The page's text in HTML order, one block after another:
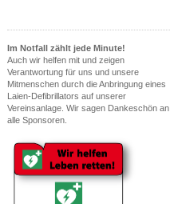
Im Notfall zählt jede Minute!
Auch wir helfen mit und zeigen
Verantwortung für uns und unsere
Mitmenschen durch die Anbringung eines
Laien-Defibrillators auf unserer
Vereinsanlage. Wir sagen Dankeschön an
alle Sponsoren.